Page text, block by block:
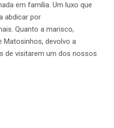
em família. Um luxo que
abdicar por
Quanto a marisco,
devolvo a
de visitarem um dos nossos